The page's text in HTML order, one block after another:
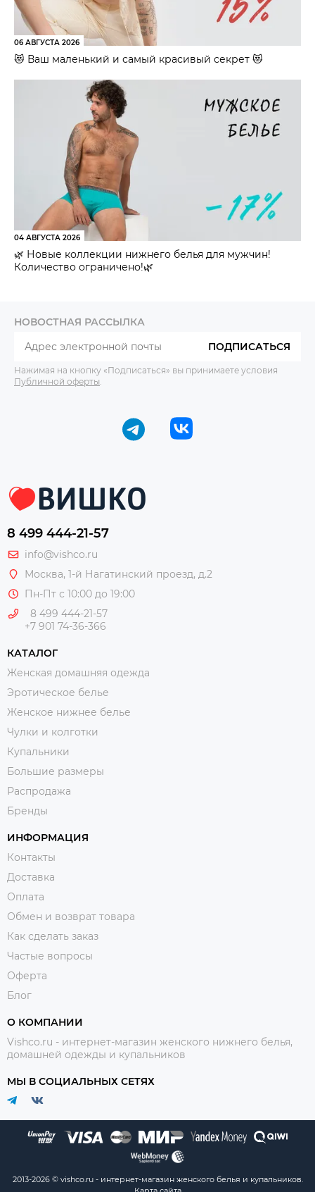
06 АВГУСТА 2026
😻 Ваш маленький и самый красивый секрет 😻
04 АВГУСТА 2026
🌿 Новые коллекции нижнего белья для мужчин!
Количество ограничено!🌿
НОВОСТНАЯ РАССЫЛКА
ПОДПИСАТЬСЯ
Нажимая на кнопку «Подписаться» вы принимаете условия
Публичной оферты
8 499 444-21-57
info@vishco.ru
Москва, 1-й Нагатинский проезд, д.2
Пн-Пт с 10:00 до 19:00
8 499 444-21-57
+7 901 74-36-366
КАТАЛОГ
Женская домашняя одежда
Эротическое белье
Женское нижнее белье
Чулки и колготки
Купальники
Большие размеры
Распродажа
Бренды
ИНФОРМАЦИЯ
Контакты
Доставка
Оплата
Обмен и возврат товара
Как сделать заказ
Частые вопросы
Оферта
Блог
О КОМПАНИИ
Vishco.ru - интернет-магазин женского нижнего белья,
домашней одежды и купальников
МЫ В СОЦИАЛЬНЫХ СЕТЯХ
2013-2026 © vishco.ru - интернет-магазин женского белья и купальников.